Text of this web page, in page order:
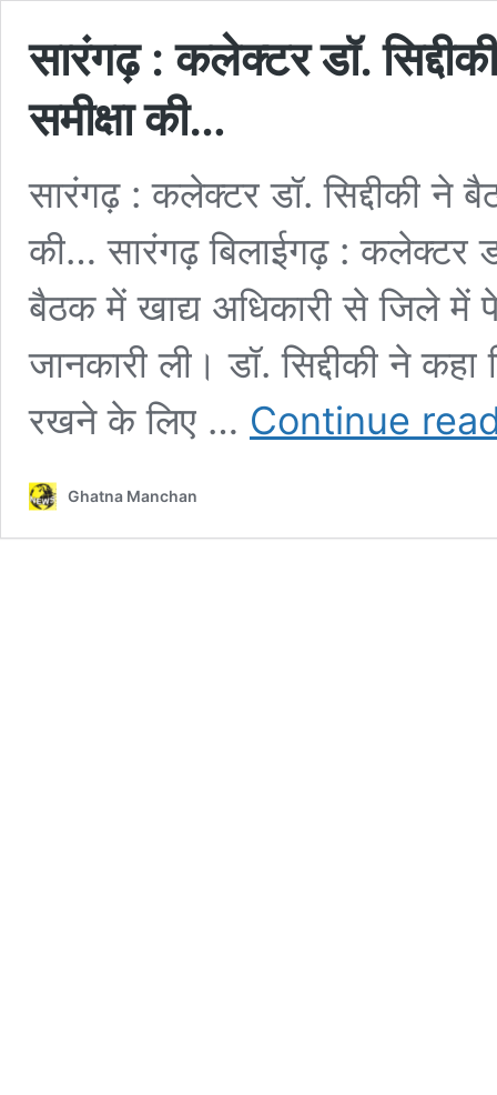
सारंगढ़ : कलेक्टर डॉ.
समीक्षा की…
सारंगढ़ : कलेक्टर डॉ. सिद्दीकी ने
की… सारंगढ़ बिलाईगढ़ : कलेक्टर
बैठक में खाद्य अधिकारी से जिले
जानकारी ली। डॉ. सिद्दीकी ने
रखने के लिए … Continue
Ghatna Manchan